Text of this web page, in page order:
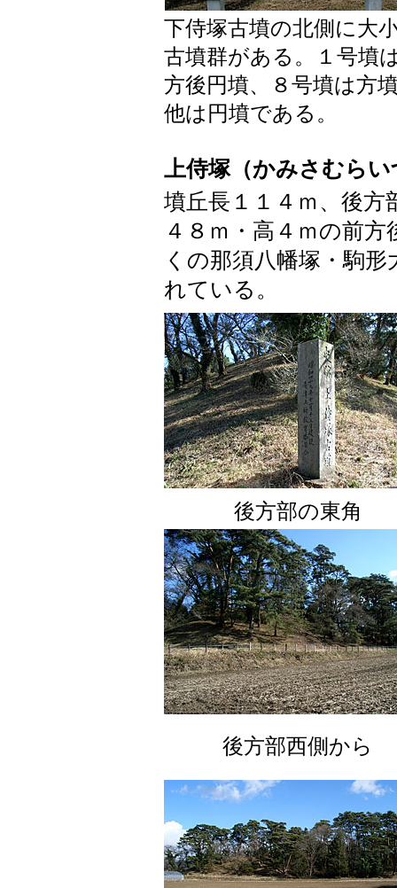
下侍塚古墳の北側に大
古墳群がある。１号墳
方後円墳、８号墳は方
他は円墳である。
上侍塚（かみさむらい
墳丘長１１４ｍ、後方
４８ｍ・高４ｍの前
くの那須八幡塚・駒
れている。
後方部の東角
後方部西側から